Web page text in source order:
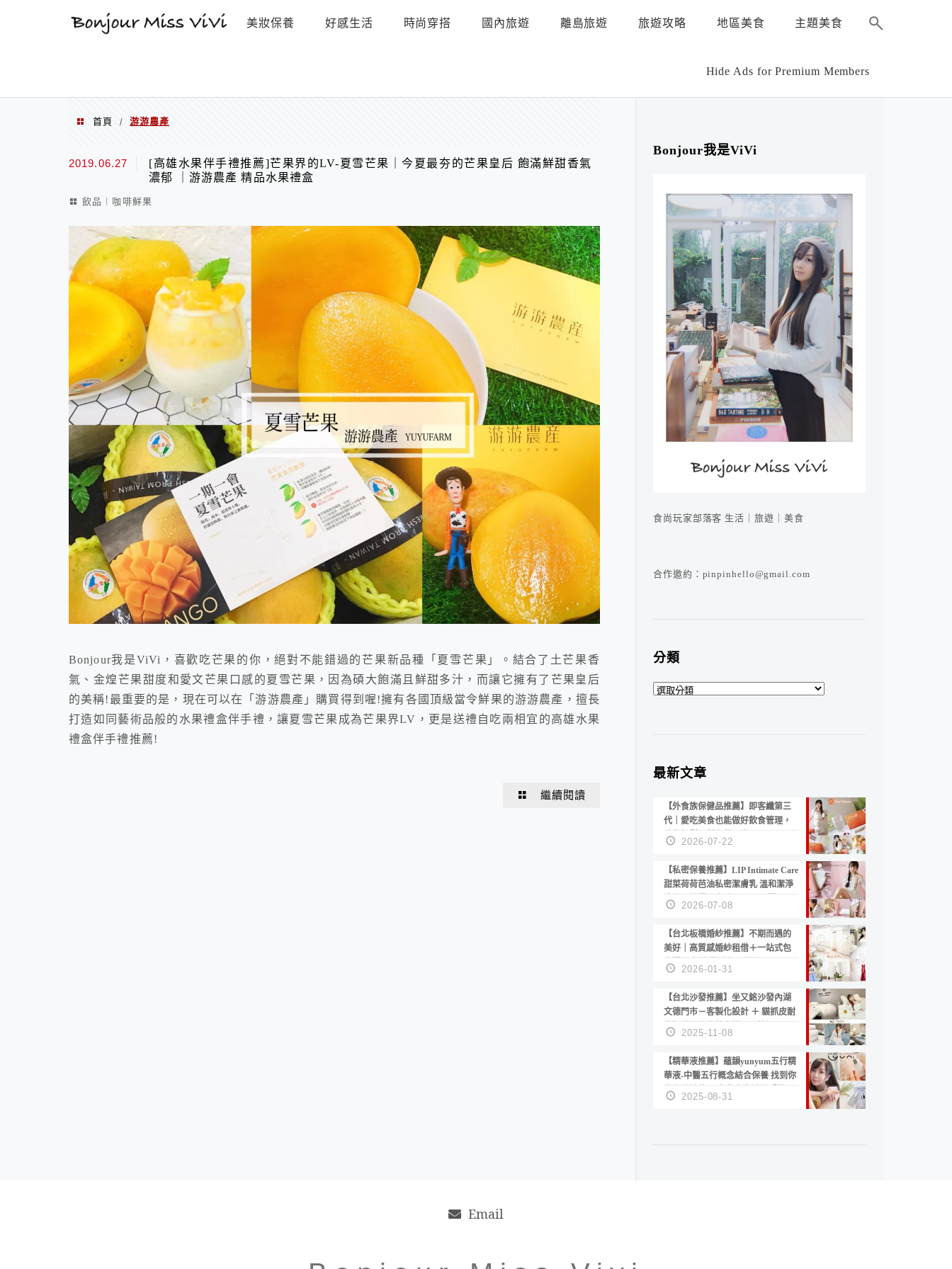
美妝保養 好感生活 時尚穿搭 國內旅遊 離島旅遊 旅遊攻略 地區美食 主題美食
Hide Ads for Premium Members
首頁 / 游游農產
游游農產
2019.06.27
[高雄水果伴手禮推薦]芒果界的LV-夏雪芒果｜今夏最夯的芒果皇后 飽滿鮮甜香氣
濃郁 ｜游游農產 精品水果禮盒
飲品︱咖啡鮮果
Bonjour我是ViVi，喜歡吃芒果的你，絕對不能錯過的芒果新品種「夏雪芒果」。結合了土芒果香
氣、金煌芒果甜度和愛文芒果口感的夏雪芒果，因為碩大飽滿且鮮甜多汁，而讓它擁有了芒果皇后
的美稱!最重要的是，現在可以在「游游農產」購買得到喔!擁有各國頂級當令鮮果的游游農產，擅長
打造如同藝術品般的水果禮盒伴手禮，讓夏雪芒果成為芒果界LV，更是送禮自吃兩相宜的高雄水果
禮盒伴手禮推薦!
繼續閱讀
Bonjour我是ViVi
食尚玩家部落客 生活｜旅遊｜美食
合作邀約：pinpinhello@gmail.com
分類
分
最新文章
【外食族保健品推薦】即客纖第三
代｜愛吃美食也能做好飲食管理，
陪你輕鬆面對聚餐日常！
2026-07-22
【私密保養推薦】LIP Intimate Care
甜菜荷荷芭油私密潔膚乳 溫和潔淨
洗後不乾澀 不起泡反而更舒服！
2026-07-08
【台北板橋婚紗推薦】不期而遇的
美好｜高質感婚紗租借＋一站式包
套服務 新娘備婚省心首選！
2026-01-31
【台北沙發推薦】坐又銘沙發內湖
文德門市－客製化設計 ＋ 貓抓皮耐
磨好清潔｜直營直銷、價格透明
高CP值打造夢想居家風格
2025-11-08
【精華液推薦】蘊韻yunyum五行精
華液-中醫五行概念結合保養 找到你
的專屬精華！ 水㊀土㊀就選「潤・
賦精華」維持肌膚剛剛好的平衡
2025-08-31
Email